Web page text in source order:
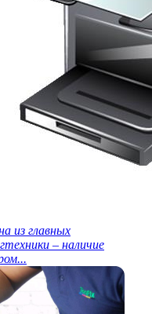
из главных
– наличие